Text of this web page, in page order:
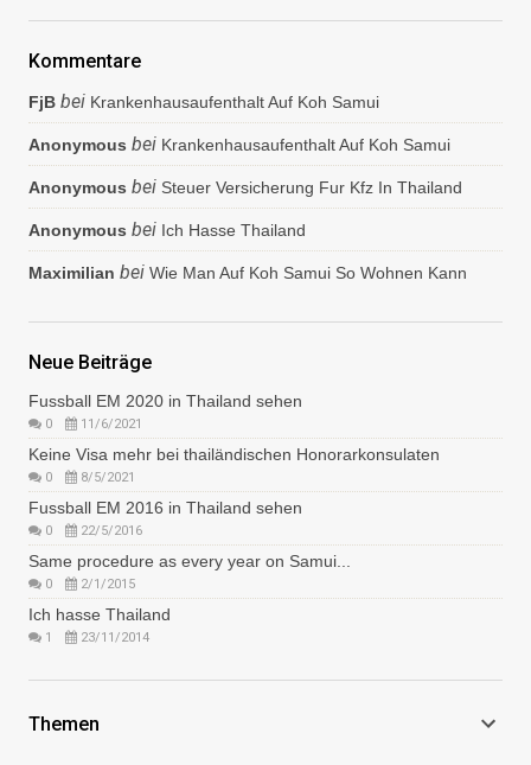
e
Kommentare
FjB bei Krankenhausaufenthalt Auf Koh Samui
Anonymous bei Krankenhausaufenthalt Auf Koh Samui
Anonymous bei Steuer Versicherung Fur Kfz In Thailand
Anonymous bei Ich Hasse Thailand
Maximilian bei Wie Man Auf Koh Samui So Wohnen Kann
Neue Beiträge
Fussball EM 2020 in Thailand sehen
0 11/6/2021
Keine Visa mehr bei thailändischen Honorarkonsulaten
0 8/5/2021
Fussball EM 2016 in Thailand sehen
0 22/5/2016
Same procedure as every year on Samui...
0 2/1/2015
Ich hasse Thailand
1 23/11/2014
Themen